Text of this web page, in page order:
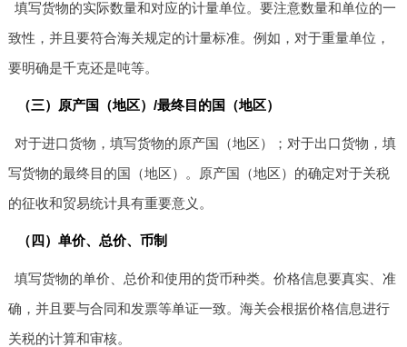
填写货物的实际数量和对应的计量单位。要注意数量和单位的一
致性，并且要符合海关规定的计量标准。例如，对于重量单位，
要明确是千克还是吨等。
（三）原产国（地区）/最终目的国（地区）
对于进口货物，填写货物的原产国（地区）；对于出口货物，填
写货物的最终目的国（地区）。原产国（地区）的确定对于关税
的征收和贸易统计具有重要意义。
（四）单价、总价、币制
填写货物的单价、总价和使用的货币种类。价格信息要真实、准
确，并且要与合同和发票等单证一致。海关会根据价格信息进行
关税的计算和审核。